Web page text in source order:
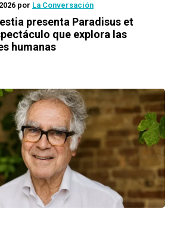
por La Conversación
presenta Paradisus et
que explora las
humanas